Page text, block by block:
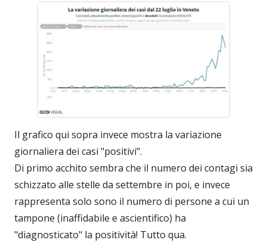
Il grafico qui sopra invece mostra la variazione
giornaliera dei casi "positivi".
Di primo acchito sembra che il numero dei contagi sia
schizzato alle stelle da settembre in poi, e invece
rappresenta solo sono il numero di persone a cui un
tampone (inaffidabile e ascientifico) ha
"diagnosticato" la positività! Tutto qua.